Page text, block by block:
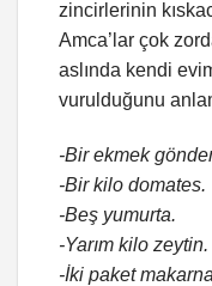
zincirlerinin
Amca’lar çok
aslında kendi
vurulduğunu
-Bir ekmek
-Bir kilo domates.
-Beş yumurta.
-Yarım kilo zeytin.
-İki paket